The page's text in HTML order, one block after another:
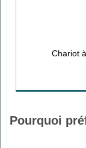
Chariot
Pourquoi